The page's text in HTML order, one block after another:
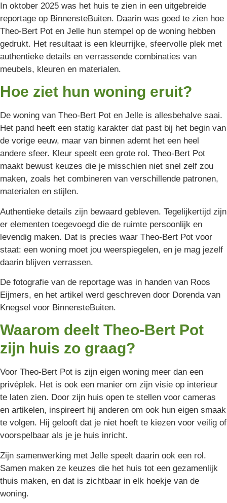
In oktober 2025 was het huis te zien in een uitgebreide
reportage op BinnensteBuiten. Daarin was goed te zien hoe
Theo-Bert Pot en Jelle hun stempel op de woning hebben
gedrukt. Het resultaat is een kleurrijke, sfeervolle plek met
authentieke details en verrassende combinaties van
meubels, kleuren en materialen.
Hoe ziet hun woning eruit?
De woning van Theo-Bert Pot en Jelle is allesbehalve saai.
Het pand heeft een statig karakter dat past bij het begin van
de vorige eeuw, maar van binnen ademt het een heel
andere sfeer. Kleur speelt een grote rol. Theo-Bert Pot
maakt bewust keuzes die je misschien niet snel zelf zou
maken, zoals het combineren van verschillende patronen,
materialen en stijlen.
Authentieke details zijn bewaard gebleven. Tegelijkertijd zijn
er elementen toegevoegd die de ruimte persoonlijk en
levendig maken. Dat is precies waar Theo-Bert Pot voor
staat: een woning moet jou weerspiegelen, en je mag jezelf
daarin blijven verrassen.
De fotografie van de reportage was in handen van Roos
Eijmers, en het artikel werd geschreven door Dorenda van
Knegsel voor BinnensteBuiten.
Waarom deelt Theo-Bert Pot
zijn huis zo graag?
Voor Theo-Bert Pot is zijn eigen woning meer dan een
privéplek. Het is ook een manier om zijn visie op interieur
te laten zien. Door zijn huis open te stellen voor cameras
en artikelen, inspireert hij anderen om ook hun eigen smaak
te volgen. Hij gelooft dat je niet hoeft te kiezen voor veilig of
voorspelbaar als je je huis inricht.
Zijn samenwerking met Jelle speelt daarin ook een rol.
Samen maken ze keuzes die het huis tot een gezamenlijk
thuis maken, en dat is zichtbaar in elk hoekje van de
woning.